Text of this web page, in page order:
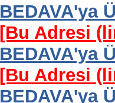
BEDAVA'ya
[Bu Adresi
BEDAVA'ya
[Bu Adresi
BEDAVA'ya